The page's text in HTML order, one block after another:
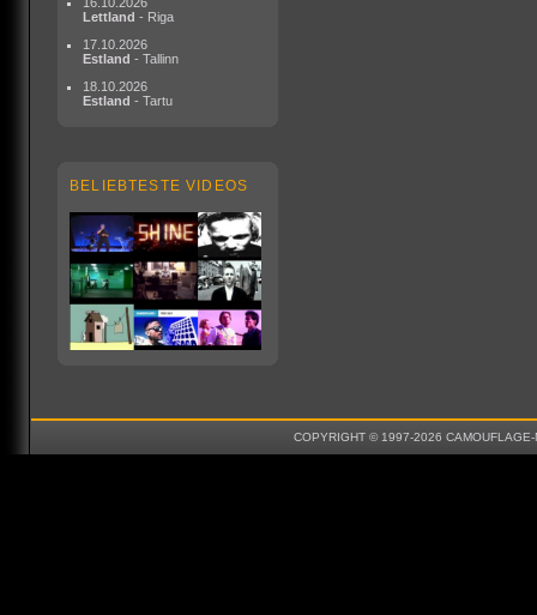
Lettland - Riga
17.10.2026
Estland - Tallinn
18.10.2026
Estland - Tartu
BELIEBTESTE VIDEOS
COPYRIGHT © 1997-2026 CAMOUFLAGE-